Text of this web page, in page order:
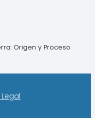
Origen y Proceso